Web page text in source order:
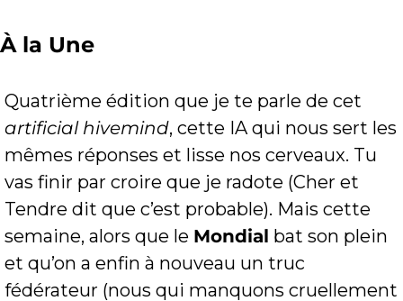
À la Une
artificial hivemind, cette IA qui nous sert les
mêmes réponses et lisse nos cerveaux. Tu
vas finir par croire que je radote (Cher et
Tendre dit que c’est probable). Mais cette
semaine, alors que le Mondial bat son plein
et qu’on a enfin à nouveau un truc
fédérateur (nous qui manquons cruellement